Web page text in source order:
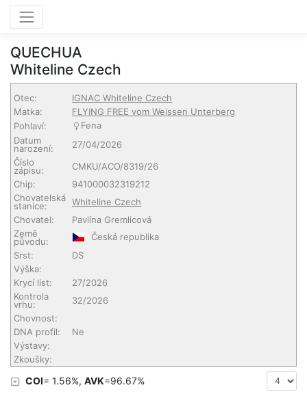
QUECHUA
Whiteline Czech
Otec:
IGNAC Whiteline Czech
Matka:
FLYING FREE vom Weissen Unterberg
Pohlaví:
Fena
Datum
narození:
27/04/2026
Číslo
zápisu:
CMKU/ACO/8319/26
Chip:
941000032319212
Chovatelská
stanice:
Whiteline Czech
Chovatel:
Pavlína Gremlicová
Země
původu:
Česká republika
Srst:
DS
Výška:
Krycí list:
27/2026
Kontrola
vrhu:
32/2026
Chovnost:
DNA profil:
Ne
Výstavy:
Zkoušky:
COI= 1.56%, AVK=96.67%